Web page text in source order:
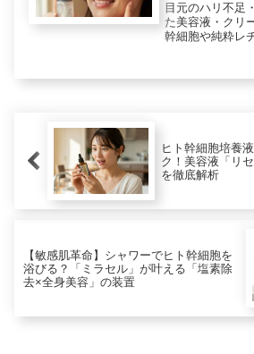
目元のハリ不足
た美容液・クリ
幹細胞や純粋レ
チ、レチベイビ
ヒト幹細胞培養
ク！美容液「リ
を徹底解析
【敏感肌革命】シャワーでヒト幹細胞を
浴びる？「ミラセル」が叶える「塩素除
去×全身美容」の装置